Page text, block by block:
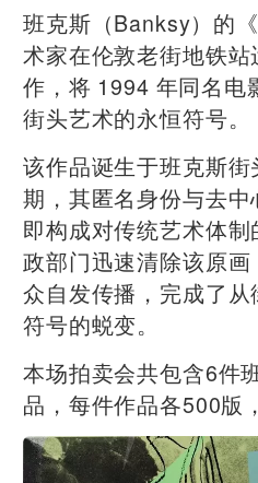
班克斯（Banksy）的
术家在伦敦老街地铁
作，将 1994 年同名电
街头艺术的永恒符号。
该作品诞生于班克斯
期，其匿名身份与去
即构成对传统艺术体
政部门迅速清除该原
众自发传播，完成了
符号的蜕变。
本场拍卖会共包含6件
品，每件作品各500版